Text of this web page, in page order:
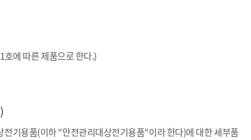
에 따른 제품으로 한다.)
기용품(이하 "안전관리대상전기용품"이라 한다)에 대한 세부품